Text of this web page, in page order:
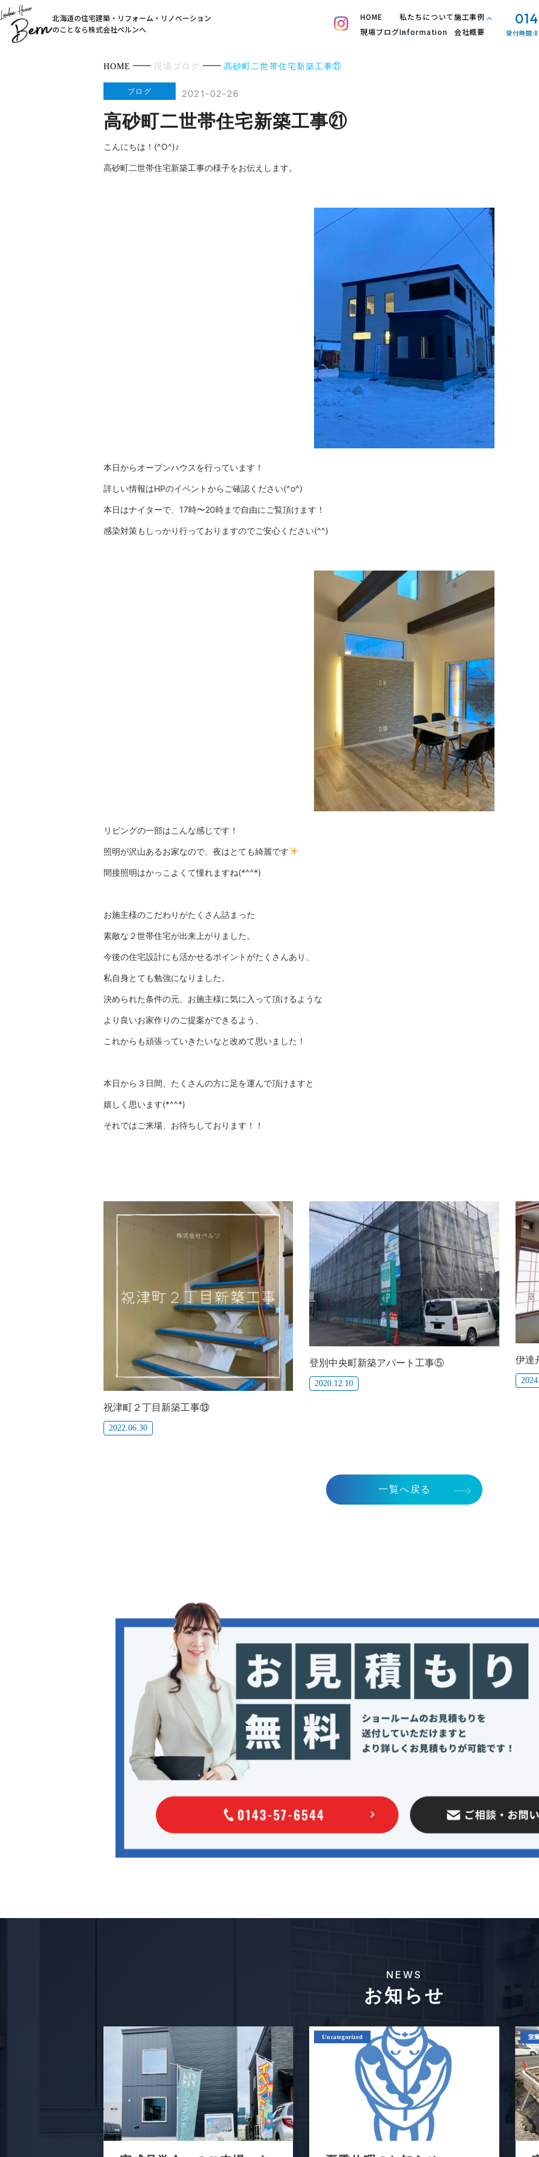
北海道の住宅建築・リフォーム・リノベーション
のことなら株式会社ベルンへ
HOME
現場ブログ
私たちについて
Information
施工事例
会社概要
受付時間
HOME 現場ブログ 高砂町二世帯住宅新築工事㉑
ブログ 2021-02-26
高砂町二世帯住宅新築工事㉑
こんにちは！(^O^)♪
高砂町二世帯住宅新築工事の様子をお伝えします。
本日からオープンハウスを行っています！
詳しい情報はHPのイベントからご確認ください(^o^)
本日はナイターで、17時〜20時まで自由にご覧頂けます！
感染対策もしっかり行っておりますのでご安心ください(^^)
リビングの一部はこんな感じです！
照明が沢山あるお家なので、夜はとても綺麗です
間接照明はかっこよくて憧れますね(*^^*)
お施主様のこだわりがたくさん詰まった
素敵な２世帯住宅が出来上がりました。
今後の住宅設計にも活かせるポイントがたくさんあり、
私自身とても勉強になりました。
決められた条件の元、お施主様に気に入って頂けるような
より良いお家作りのご提案ができるよう、
これからも頑張っていきたいなと改めて思いました！
本日から３日間、たくさんの方に足を運んで頂けますと
嬉しく思います(*^^*)
それではご来場、お待ちしております！！
祝津町２丁目新築工事⑬
2022.06.30
登別中央町新築アパート工事⑤
2020.12.10
伊達
一覧へ戻る
NEWS
お知らせ
Uncategorized 室